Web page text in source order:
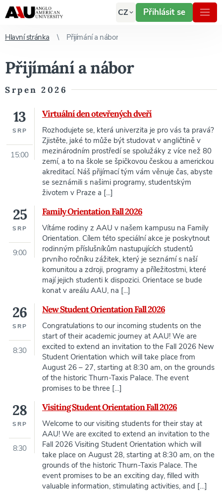
CZ Přihlásit se
Hlavní stránka Přijímání a nábor
Přijímání a nábor
Srpen 2026
Virtuální den otevřených dveří
13
SRP
15:00
Rozhodujete se, která univerzita je pro vás ta pravá?
Zjistěte, jaké to může být studovat v angličtině v
mezinárodním prostředí se spolužáky z více než 80
zemí, a to na škole se špičkovou českou a americkou
akreditací. Náš přijímací tým vám věnuje čas, abyste
se seznámili s našimi programy, studentským
životem v Praze a [...]
Family Orientation Fall 2026
25
SRP
9:00
Vítáme rodiny z AAU v našem kampusu na Family
Orientation. Cílem této speciální akce je poskytnout
rodinným příslušníkům nastupujících studentů
prvního ročníku zážitek, který je seznámí s naší
komunitou a zdroji, programy a příležitostmi, které
mají jejich studenti k dispozici. Orientace se bude
konat v areálu AAU, na [...]
New Student Orientation Fall 2026
26
SRP
8:30
Congratulations to our incoming students on the
start of their academic journey at AAU! We are
excited to extend an invitation to the Fall 2026 New
Student Orientation which will take place from
August 26 – 27, starting at 8:30 am, on the grounds
of the historic Thurn-Taxis Palace. The event
promises to be three […]
Visiting Student Orientation Fall 2026
28
SRP
8:30
Welcome to our visiting students for their stay at
AAU! We are excited to extend an invitation to the
Fall 2026 Visiting Student Orientation which will
take place on August 28, starting at 8:30 am, on the
grounds of the historic Thurn-Taxis Palace. The
event promises to be an exciting day, filled with
valuable information, stimulating activities, and […]